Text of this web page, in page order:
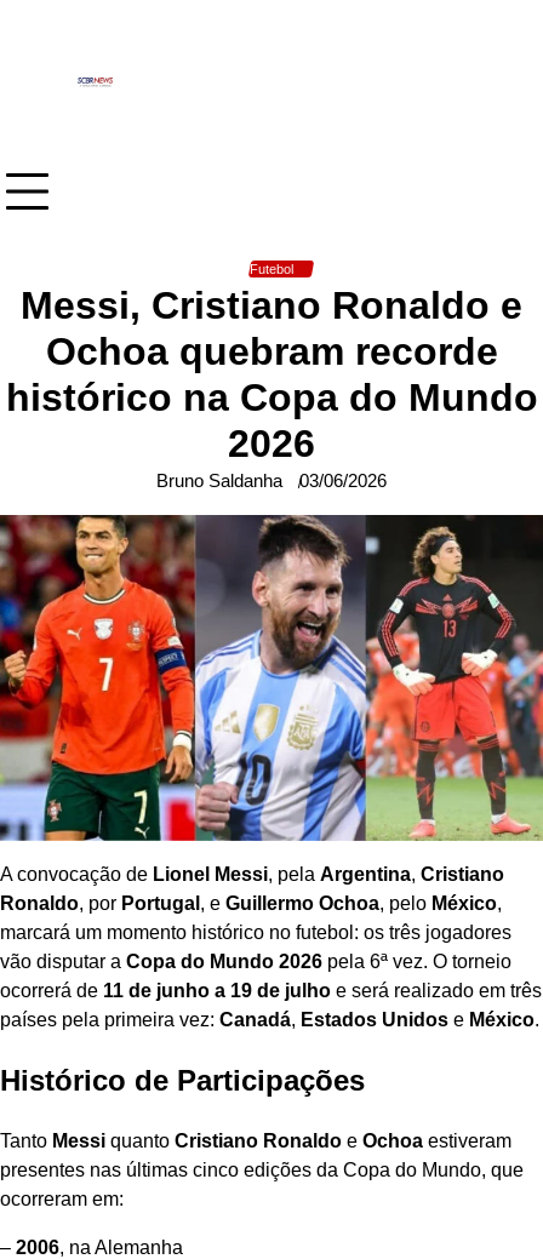
Futebol
Messi, Cristiano Ronaldo e
Ochoa quebram recorde
histórico na Copa do Mundo
2026
Bruno Saldanha 03/06/2026
A convocação de Lionel Messi, pela Argentina, Cristiano
Ronaldo, por Portugal , e Guillermo Ochoa, pelo México,
marcará um momento histórico no futebol: os três jogadores
vão disputar a Copa do Mundo 2026 pela 6ª vez. O torneio
ocorrerá de 11 de junho a 19 de julho e será realizado em três
países pela primeira vez: Canadá, Estados Unidos e México.
Histórico de Participações
Tanto Messi quanto Cristiano Ronaldo e Ochoa estiveram
presentes nas últimas cinco edições da Copa do Mundo, que
ocorreram em:
– 2006, na Alemanha